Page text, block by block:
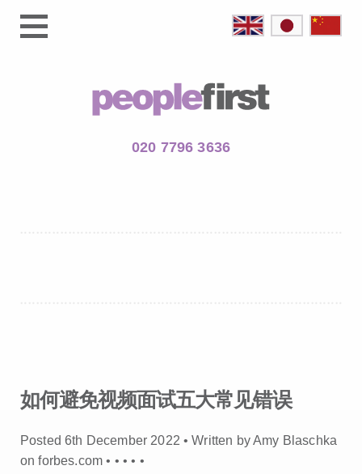
020 7796 3636
如何避免视频面试五大常见错误
Posted 6th December 2022 • Written by Amy Blaschka
on forbes.com • • •• •